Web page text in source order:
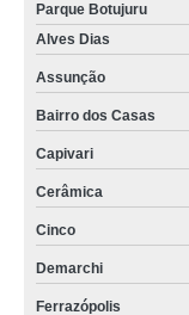
Parque Botujuru
Alves Dias
Assunção
Bairro dos Casas
Capivari
Cerâmica
Cinco
Demarchi
Ferrazópolis